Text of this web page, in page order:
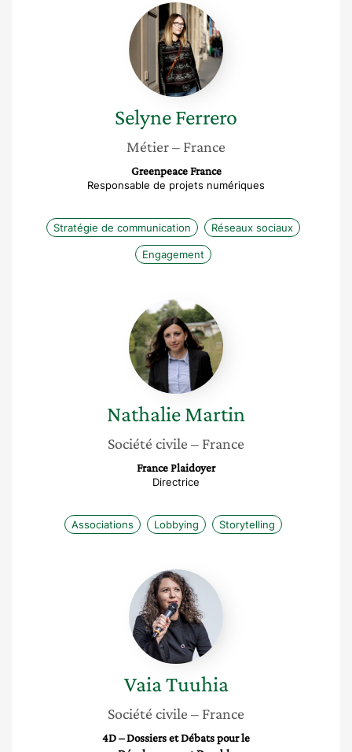
Selyne
Ferrero
SelyneFerrero
Métier– France
Greenpeace France
Responsable de projets numériques
Stratégie de communication Réseaux sociaux
Engagement
Nathalie
Martin
NathalieMartin
Société civile – France
France Plaidoyer
Directrice
Associations Lobbying Storytelling
Vaia
Tuuhia
VaiaTuuhia
Société civile – France
4D – Dossiers et Débats pour le